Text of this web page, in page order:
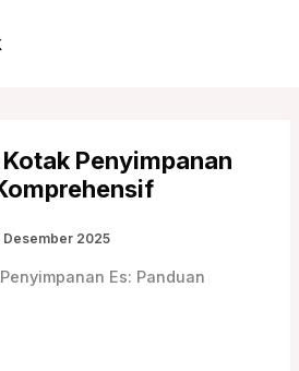
Penyimpanan
Desember 2025
Es: Panduan